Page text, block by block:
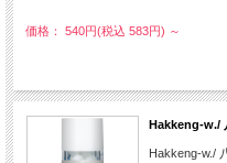
価格： 540円(税込 583円) ～
Hakkeng-w./
Hakkeng-w./